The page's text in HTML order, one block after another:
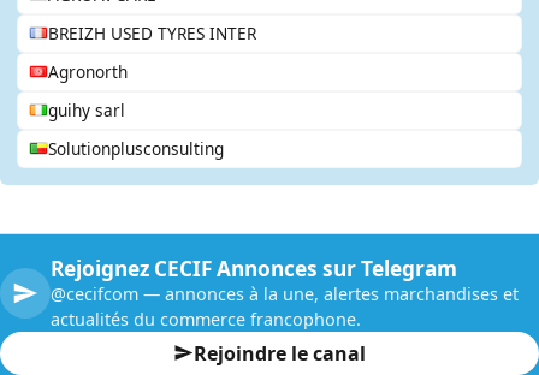
BREIZH USED TYRES INTER
Agronorth
guihy sarl
Solutionplusconsulting
Rejoignez CECIF Annonces sur Telegram
@cecifcom — annonces à la une, alertes marchandises et
actualités du commerce francophone.
Rejoindre le canal